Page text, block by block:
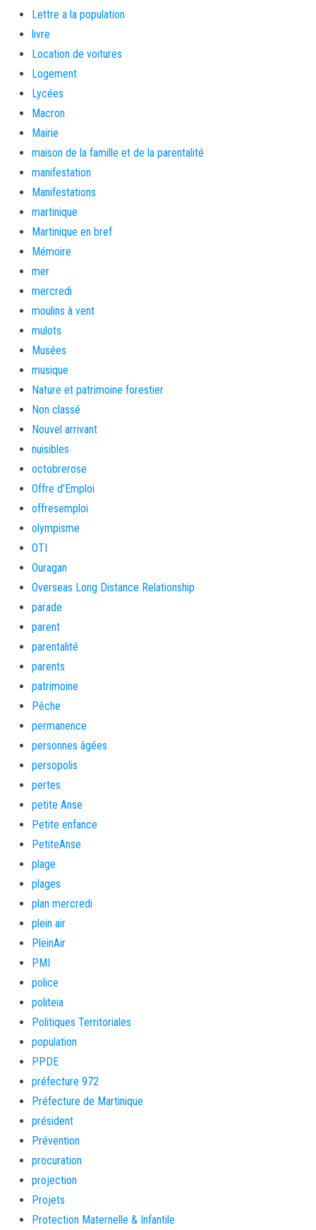
Lettre a la population
livre
Location de voitures
Logement
Lycées
Macron
Mairie
maison de la famille et de la parentalité
manifestation
Manifestations
martinique
Martinique en bref
Mémoire
mer
mercredi
moulins à vent
mulots
Musées
musique
Nature et patrimoine forestier
Non classé
Nouvel arrivant
nuisibles
octobrerose
Offre d'Emploi
offresemploi
olympisme
OTI
Ouragan
Overseas Long Distance Relationship
parade
parent
parentalité
parents
patrimoine
Pêche
permanence
personnes âgées
persopolis
pertes
petite Anse
Petite enfance
PetiteAnse
plage
plages
plan mercredi
plein air
PleinAir
PMI
police
politeia
Politiques Territoriales
population
PPDE
préfecture 972
Préfecture de Martinique
président
Prévention
procuration
projection
Projets
Protection Maternelle & Infantile